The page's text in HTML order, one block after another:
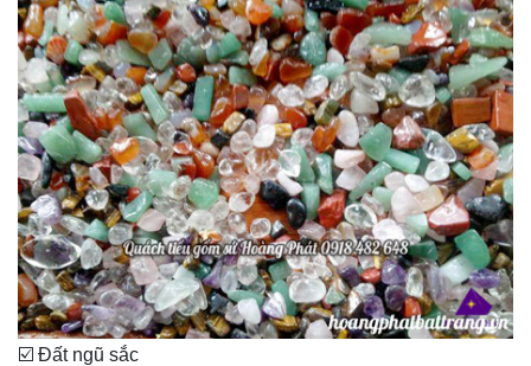
☑️ Đất ngũ sắc